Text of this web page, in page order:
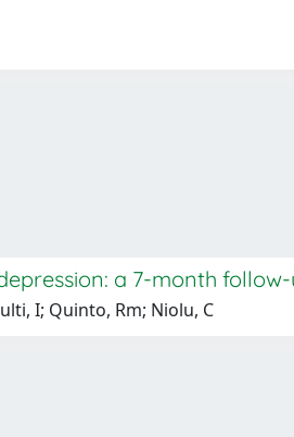
a 7-month
I; Quinto, Rm; Niolu, C